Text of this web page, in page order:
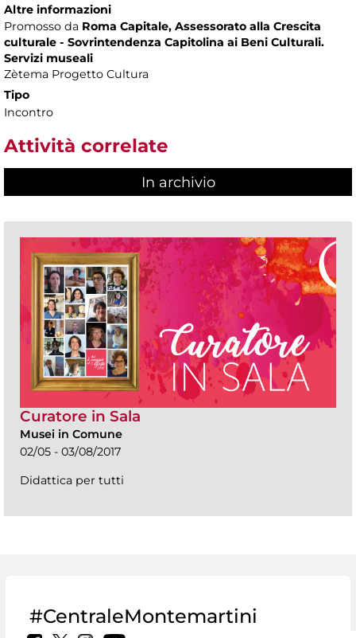
Altre informazioni
Promosso da Roma Capitale, Assessorato alla Crescita
culturale - Sovrintendenza Capitolina ai Beni Culturali.
Servizi museali
Zètema Progetto Cultura
Tipo
Incontro
Attività correlate
In archivio
Curatore in Sala
Musei in Comune
02/05 - 03/08/2017
Didattica per tutti
#CentraleMontemartini